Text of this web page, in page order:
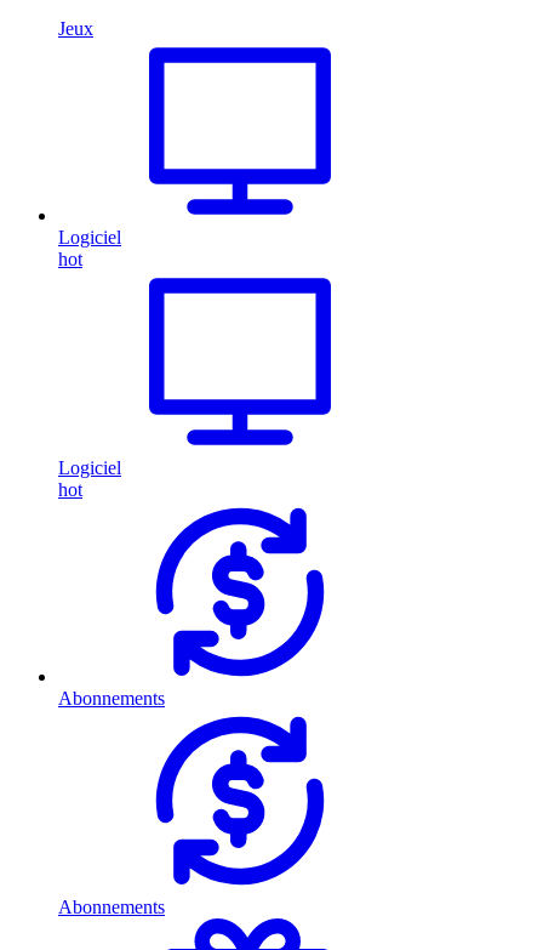
Jeux
Logiciel
hot
Logiciel
hot
Abonnements
Abonnements